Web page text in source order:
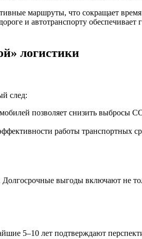
маршруты, что сокращает время
и автотранспорту обеспечивает
логистики
след:
позволяет снизить выбросы
работы транспортных
выгоды включают не
5–10 лет подтверждают